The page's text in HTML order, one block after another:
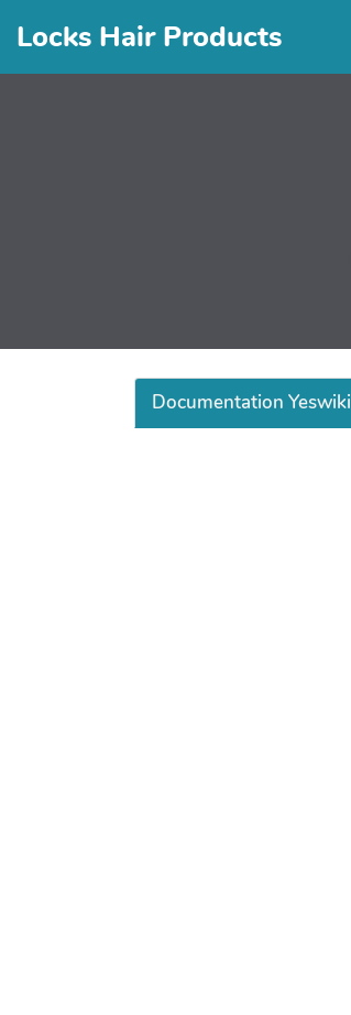
Locks Hair Products
Documentation Yeswiki